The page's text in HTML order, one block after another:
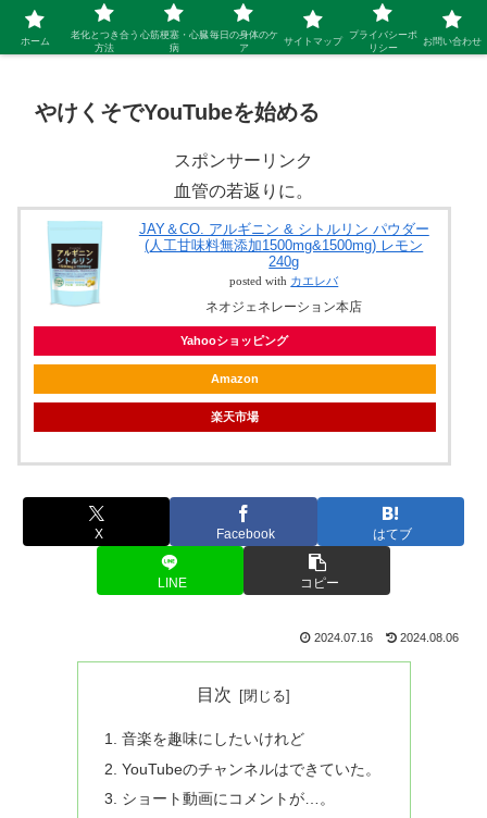
シニア 新しい人生を開拓するブログ
やけくそでYouTubeを始める
スポンサーリンク
血管の若返りに。
JAY＆CO. アルギニン & シトルリン パウダー
(人工甘味料無添加1500mg&1500mg) レモン
240g
posted with カエレバ
ネオジェネレーション本店
Yahooショッピング
Amazon
楽天市場
X Facebook はてブ
LINE コピー
2024.07.16 2024.08.06
目次
音楽を趣味にしたいけれど
YouTubeのチャンネルはできていた。
ショート動画にコメントが…。
ホーム
老化とつき合う
方法
心筋梗塞・心臓
病
毎日の身体のケ
ア
サイトマップ
プライバシーポ
リシー
お問い合わせ